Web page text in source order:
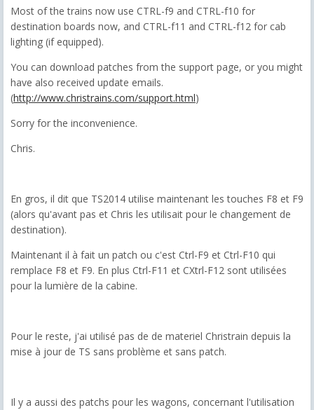
Most of the trains now use CTRL-f9 and CTRL-f10 for
destination boards now, and CTRL-f11 and CTRL-f12 for cab
lighting (if equipped).
You can download patches from the support page, or you might
have also received update emails.
(http://www.christrains.com/support.html)
Sorry for the inconvenience.
Chris.
En gros, il dit que TS2014 utilise maintenant les touches F8 et F9
(alors qu'avant pas et Chris les utilisait pour le changement de
destination).
Maintenant il à fait un patch ou c'est Ctrl-F9 et Ctrl-F10 qui
remplace F8 et F9. En plus Ctrl-F11 et CXtrl-F12 sont utilisées
pour la lumière de la cabine.
Pour le reste, j'ai utilisé pas de de materiel Christrain depuis la
mise à jour de TS sans problème et sans patch.
Il y a aussi des patchs pour les wagons, concernant l'utilisation